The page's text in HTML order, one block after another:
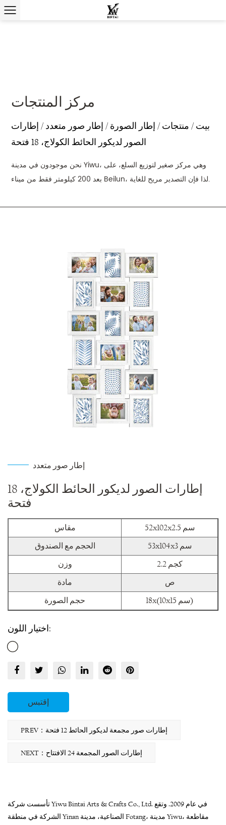
مركز المنتجات
بيت / منتجات / إطار الصورة / إطار صور متعدد / إطارات
الصور لديكور الحائط الكولاج، 18 فتحة
نحن موجودون في مدينة Yiwu، وهي مركز صغير لتوزيع السلع، على
بعد 200 كيلومتر فقط من ميناء Beilun، لذا فإن التصدير مريح للغاية.
إطار صور متعدد
إطارات الصور لديكور الحائط الكولاج، 18
فتحة
مقاس
52x102x2.5 سم
الحجم مع الصندوق
53x104x3 سم
وزن
2.2 كجم
مادة
ص
حجم الصورة
18x(10x15 سم)
اختيار اللون:
إقتبس
PREV：إطارات صور مجمعة لديكور الحائط 12 فتحة
NEXT：إطارات الصور المجمعة 24 الافتتاح
تأسست شركة Yiwu Bintai Arts & Crafts Co., Ltd. في عام 2009. وتقع
الشركة في منطقة Yinan الصناعية، مدينة Fotang، مدينة Yiwu، مقاطعة